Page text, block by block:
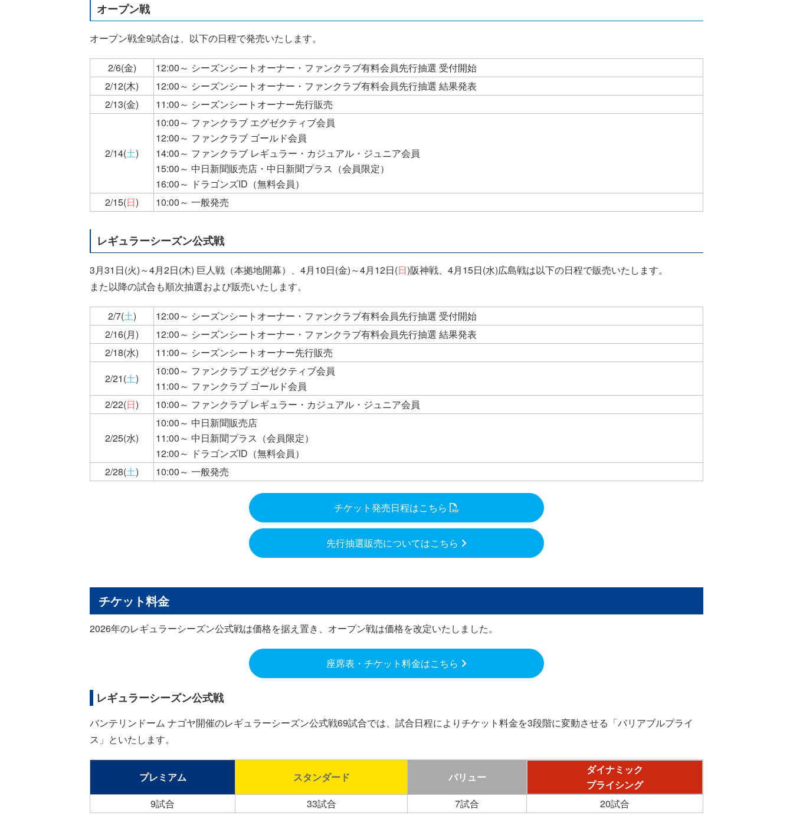
オープン戦
オープン戦全9試合は、以下の日程で発売いたします。
2/6(金)
12:00～ シーズンシートオーナー・ファンクラブ有料会員先行抽選 受付開始
2/12(木)
12:00～ シーズンシートオーナー・ファンクラブ有料会員先行抽選 結果発表
2/13(金)
11:00～ シーズンシートオーナー先行販売
2/14(土)
10:00～ ファンクラブ エグゼクティブ会員
12:00～ ファンクラブ ゴールド会員
14:00～ ファンクラブ レギュラー・カジュアル・ジュニア会員
15:00～ 中日新聞販売店・中日新聞プラス（会員限定）
16:00～ ドラゴンズID（無料会員）
2/15(日) 10:00～ 一般発売
レギュラーシーズン公式戦
3月31日(火)～4月2日(木) 巨人戦（本拠地開幕）、4月10日(金)～4月12日(日)阪神戦、4月15日(水)広島戦は以下の日程で販売いたします。
また以降の試合も順次抽選および販売いたします。
2/7(土)
12:00～ シーズンシートオーナー・ファンクラブ有料会員先行抽選 受付開始
2/16(月)
12:00～ シーズンシートオーナー・ファンクラブ有料会員先行抽選 結果発表
2/18(水)
11:00～ シーズンシートオーナー先行販売
2/21(土)
10:00～ ファンクラブ エグゼクティブ会員
11:00～ ファンクラブ ゴールド会員
2/22(日) 10:00～ ファンクラブ レギュラー・カジュアル・ジュニア会員
2/25(水)
10:00～ 中日新聞販売店
11:00～ 中日新聞プラス（会員限定）
12:00～ ドラゴンズID（無料会員）
2/28(土) 10:00～ 一般発売
チケット発売日程はこちら
先行抽選販売についてはこちら
チケット料金
2026年のレギュラーシーズン公式戦は価格を据え置き、オープン戦は価格を改定いたしました。
座席表・チケット料金はこちら
レギュラーシーズン公式戦
バンテリンドーム ナゴヤ開催のレギュラーシーズン公式戦69試合では、試合日程によりチケット料金を3段階に変動させる「バリアブルプライ
ス」といたします。
プレミアム スタンダード バリュー
ダイナミック
プライシング
9試合
33試合 7試合 20試合